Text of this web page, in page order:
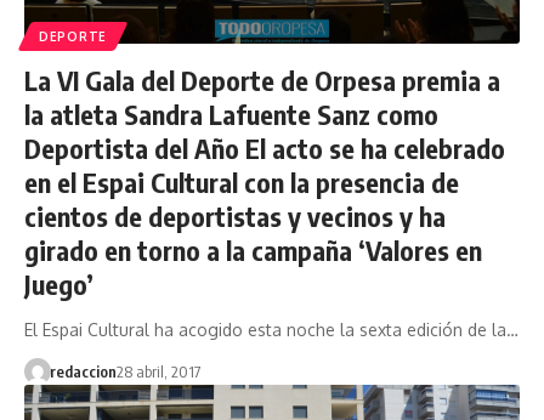
DEPORTE
La VI Gala del Deporte de Orpesa premia a
la atleta Sandra Lafuente Sanz como
Deportista del Año El acto se ha celebrado
en el Espai Cultural con la presencia de
cientos de deportistas y vecinos y ha
girado en torno a la campaña ‘Valores en
Juego’
El Espai Cultural ha acogido esta noche la sexta edición de la…
redaccion28 abril, 2017